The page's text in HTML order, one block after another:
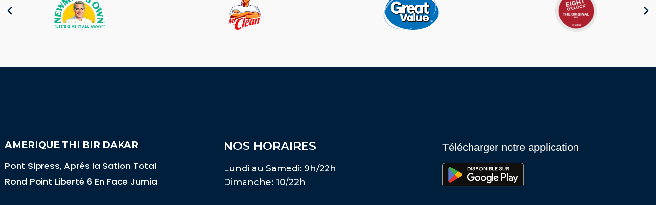
AMERIQUE THI BIR DAKAR
Pont Sipress, Aprés la Sation Total
Rond Point Liberté 6 En Face Jumia
NOS HORAIRES
Lundi au Samedi: 9h/22h
Dimanche: 10/22h
Télécharger notre application